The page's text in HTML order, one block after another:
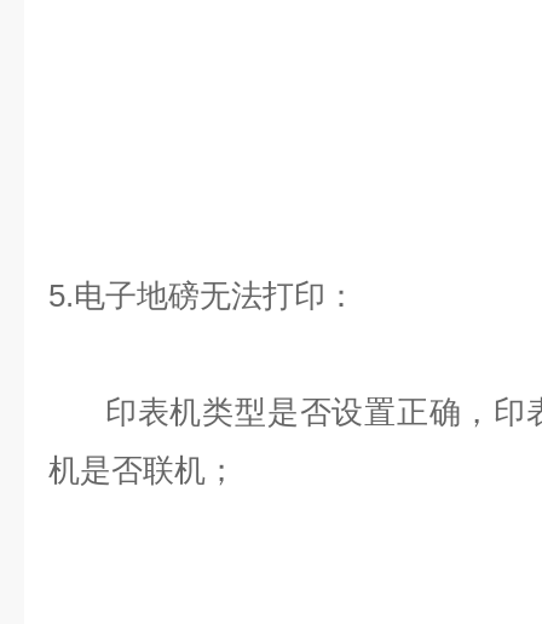
5.电子地磅无法打印：
印表机类型是否设置正确，印
机是否联机；